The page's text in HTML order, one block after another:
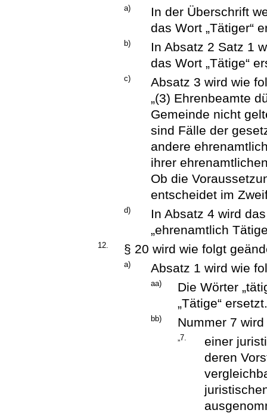
a)
In der Überschrift
das Wort „Tätiger“
b)
In Absatz 2 Satz 1
das Wort „Tätige“
c)
Absatz 3 wird wie
„(3) Ehrenbeamte
Gemeinde nicht
sind Fälle der
andere
ihrer
Ob die
entscheidet im
d)
In Absatz 4 wird
„ehrenamtlich
12. § 20 wird wie folgt
a) Absatz 1 wird wie
aa)
Die Wörter
„Tätige“ ersetzt.
bb) Nummer 7
„7.
einer
deren